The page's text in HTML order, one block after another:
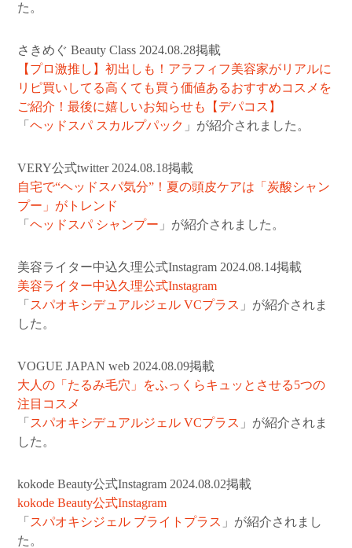
た。
さきめぐ Beauty Class 2024.08.28掲載
【プロ激推し】初出しも！アラフィフ美容家がリアルに
リピ買いしてる高くても買う価値あるおすすめコスメを
ご紹介！最後に嬉しいお知らせも【デパコス】
「ヘッドスパ スカルプパック 」が紹介されました。
VERY公式twitter 2024.08.18掲載
自宅で“ヘッドスパ気分”！夏の頭皮ケアは「炭酸シャン
プー」がトレンド
「ヘッドスパ シャンプー 」が紹介されました。
美容ライター中込久理公式Instagram 2024.08.14掲載
美容ライター中込久理公式Instagram
「 スパオキシデュアルジェル VCプラス 」が紹介されま
した。
VOGUE JAPAN web 2024.08.09掲載
大人の「たるみ毛穴」をふっくらキュッとさせる5つの
注目コスメ
「 スパオキシデュアルジェル VCプラス 」が紹介されま
した。
kokode Beauty公式Instagram 2024.08.02掲載
kokode Beauty公式Instagram
「 スパオキシジェル ブライトプラス 」が紹介されまし
た。